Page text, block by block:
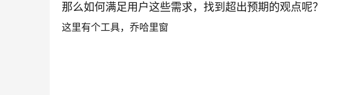
那么如何满足用户这些需求，找到超出预期的观点呢？
这里有个工具，乔哈里窗